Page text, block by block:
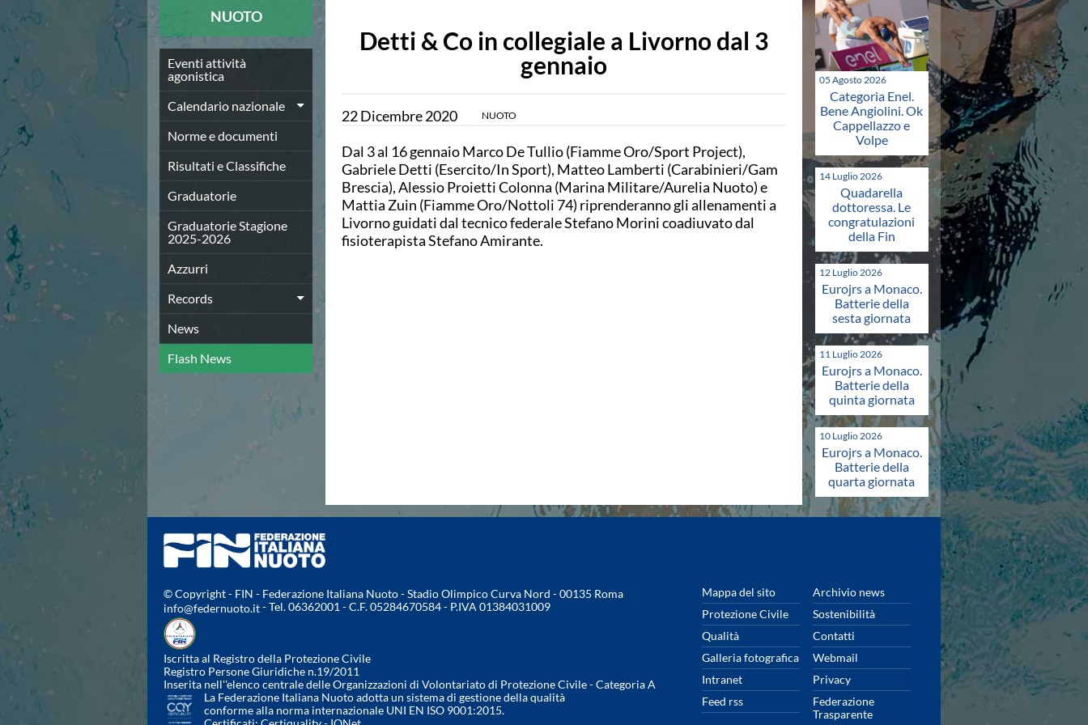
Europei a modo Mei
Nuoto
Eventi attività agonistica
Calendario nazionale
Risultati e Classifiche
Graduatorie Stagione 2025-2026
Azzurri
Records
News
Flash News
Pallanuoto
Norme e documenti
Le Nazionali
Coppa Italia
Campionato A1 Maschile
Campionato A1 Femminile
Campionato A2 Maschile
Tuffi
Eventi
Risultati e Classifiche
Azzurri
News
Flash News
Artistico
Eventi
Norme e documenti
NUOTO
Eventi attività
agonistica
Calendario nazionale
Norme e documenti
Risultati e Classifiche
Graduatorie
Graduatorie Stagione
2025-2026
Azzurri
Records
News
Flash News
Detti & Co in collegiale a Livorno dal 3
gennaio
22Dicembre2020 NUOTO
Dal 3 al 16 gennaio Marco De Tullio (Fiamme Oro/Sport Project),
Gabriele Detti (Esercito/In Sport), Matteo Lamberti (Carabinieri/Gam
Brescia), Alessio Proietti Colonna (Marina Militare/Aurelia Nuoto) e
Mattia Zuin (Fiamme Oro/Nottoli 74) riprenderanno gli allenamenti a
Livorno guidati dal tecnico federale Stefano Morini coadiuvato dal
fisioterapista Stefano Amirante.
05 Agosto 2026
Categoria Enel.
Bene Angiolini. Ok
Cappellazzo e
Volpe
14 Luglio 2026
Quadarella
dottoressa. Le
congratulazioni
della Fin
12 Luglio 2026
Eurojrs a Monaco.
Batterie della
sesta giornata
11 Luglio 2026
Eurojrs a Monaco.
Batterie della
quinta giornata
10 Luglio 2026
Eurojrs a Monaco.
Batterie della
quarta giornata
© Copyright - FIN - Federazione Italiana Nuoto - Stadio Olimpico Curva Nord - 00135 Roma
info@federnuoto.it- Tel. 06362001 - C.F. 05284670584 - P.IVA 01384031009
Iscritta al Registro della Protezione Civile
Registro Persone Giuridiche n.19/2011
Inserita nell''elenco centrale delle Organizzazioni di Volontariato di Protezione Civile - Categoria A
La Federazione Italiana Nuoto adotta un sistema di gestione della qualità
conforme alla norma internazionale UNI EN ISO 9001:2015.
Mappa del sito
Archivio news
Protezione Civile
Sostenibilità
Qualità
Contatti
Galleria fotografica
Webmail
Intranet
Privacy
Feed rss
Federazione
Trasparente